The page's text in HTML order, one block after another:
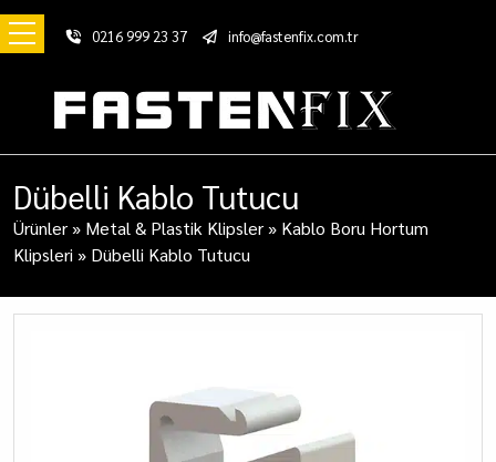
0216 999 23 37 info@fastenfix.com.tr
Dübelli Kablo Tutucu
Ürünler» Metal & Plastik Klipsler» Kablo Boru Hortum
Klipsleri » Dübelli Kablo Tutucu